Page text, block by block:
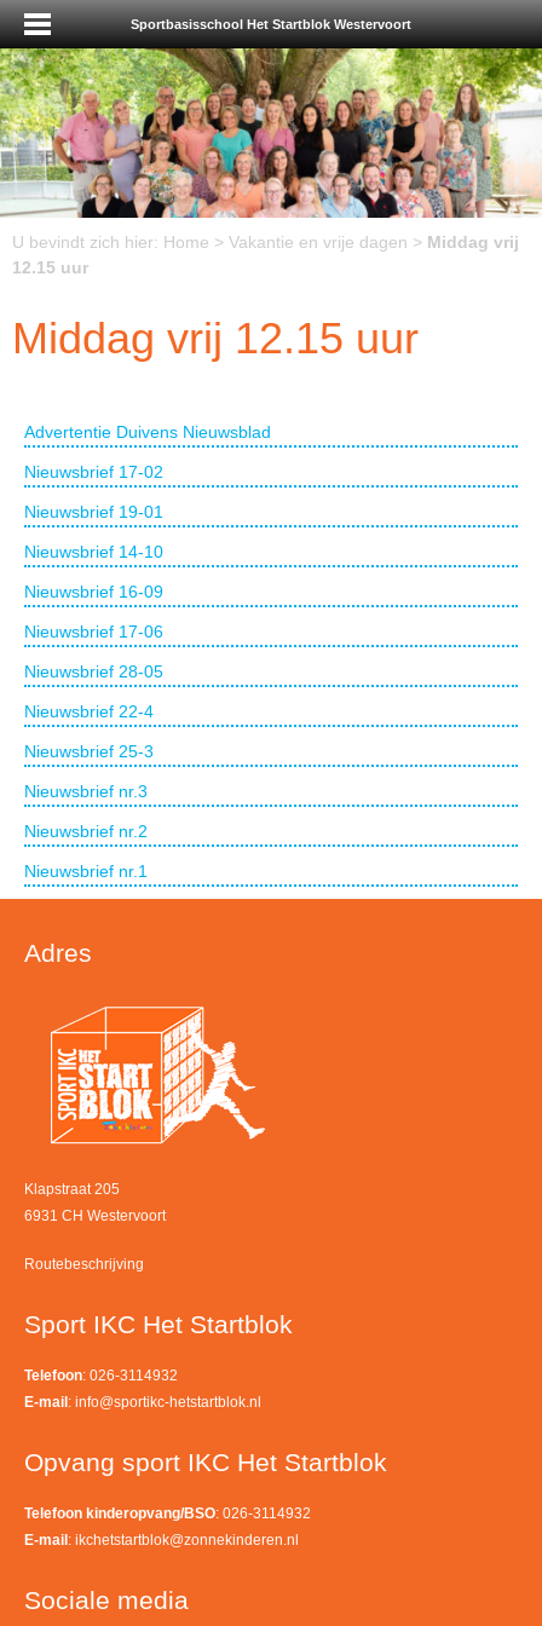
Sportbasisschool Het Startblok Westervoort
U bevindt zich hier: Home > Vakantie en vrije dagen > Middag vrij
12.15 uur
Middag vrij 12.15 uur
Advertentie Duivens Nieuwsblad
Nieuwsbrief 17-02
Nieuwsbrief 19-01
Nieuwsbrief 14-10
Nieuwsbrief 16-09
Nieuwsbrief 17-06
Nieuwsbrief 28-05
Nieuwsbrief 22-4
Nieuwsbrief 25-3
Nieuwsbrief nr.3
Nieuwsbrief nr.2
Nieuwsbrief nr.1
Adres
Klapstraat 205
6931 CH Westervoort
Routebeschrijving
Sport IKC Het Startblok
Telefoon: 026-3114932
E-mail : info@sportikc-hetstartblok.nl
Opvang sport IKC Het Startblok
Telefoon kinderopvang/BSO: 026-3114932
E-mail : ikchetstartblok@zonnekinderen.nl
Sociale media